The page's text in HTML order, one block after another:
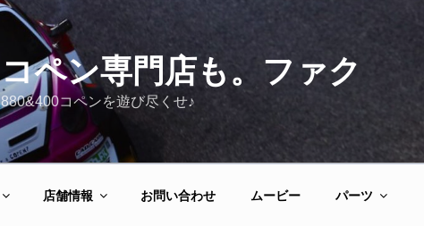
コペン専門店も。ファク
880&400コペンを遊び尽くせ♪
店舗情報 お問い合わせ ムービー パーツ